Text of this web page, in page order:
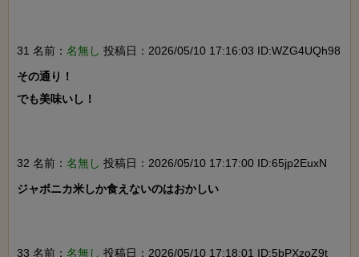
31 名前： 名無し 投稿日：2026/05/10 17:16:03 ID:WZG4UQh98
その通り！
でも美味いし！
32 名前： 名無し 投稿日：2026/05/10 17:17:00 ID:65jp2EuxN
ジャボニカ米しか食えないのはおかしい
33 名前： 名無し 投稿日：2026/05/10 17:18:01 ID:5bPXzoZ9t